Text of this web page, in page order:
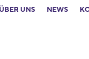
ÜBER UNS NEWS